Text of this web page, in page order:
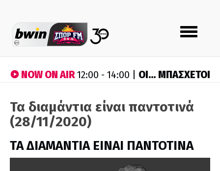
Toggle
navigation
NOW ON AIR12:00 - 14:00 | ΟΙ… ΜΠΑΣΧΕΤΟΙ
Τα διαμάντια είναι παντοτινά
(28/11/2020)
ΤΑ ΔΙΑΜΑΝΤΙΑ ΕΙΝΑΙ ΠΑΝΤΟΤΙΝΑ